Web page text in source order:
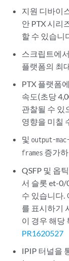
지원 디바이
안 PTX 시리
할 수 있습니
스크립트에
플랫폼의 최
PTX 플랫폼
속도(초당
관찰될 수 있
영향을 미칠
및output-
frames 증가
QSFP 및 옵
서 슬롯 et-0/
수 있습니다.
를 표시하기
이 경우 해당
PR1620527
IPIP 터널을